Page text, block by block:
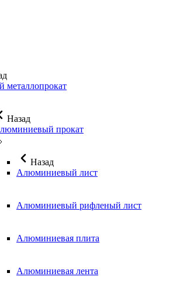
металлопрокат
Назад
прокат
Назад
Алюминиевый лист
Алюминиевый рифленый лист
Алюминиевая плита
Алюминиевая лента